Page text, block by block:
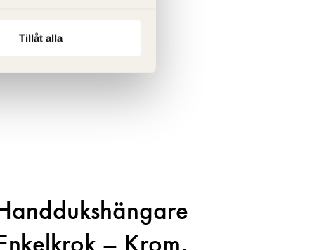
Tillåt alla
– Krom,